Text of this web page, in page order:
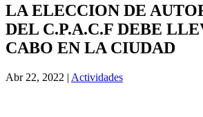
LA ELECCION DE
DEL C.P.A.C.F DEBE
CABO EN LA CIUDAD
Abr 22, 2022 | Actividades